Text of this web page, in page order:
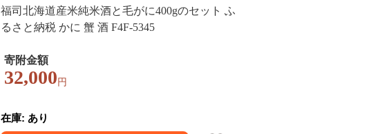
福司北海道産米純米酒と毛がに400gのセット ふ
るさと納税 かに 蟹 酒 F4F-5345
寄附金額
32,000 円
在庫: あり